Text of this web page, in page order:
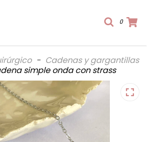
0
- Cadenas y gargantillas
simple onda con strass